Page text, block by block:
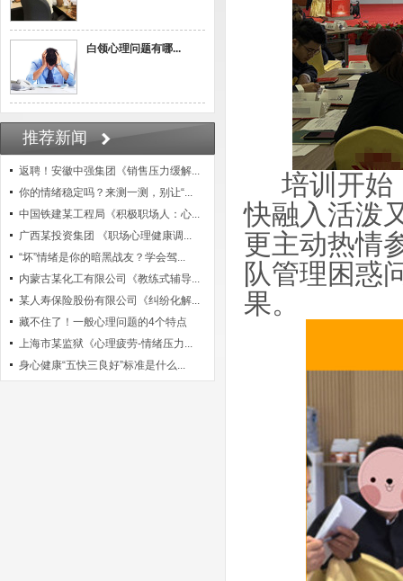
白领心理问题有哪...
推荐新闻
返聘！安徽中强集团《销售压力缓解...
你的情绪稳定吗？来测一测，别让“...
中国铁建某工程局《积极职场人：心...
广西某投资集团 《职场心理健康调...
“坏”情绪是你的暗黑战友？学会驾...
内蒙古某化工有限公司《教练式辅导...
某人寿保险股份有限公司《纠纷化解...
藏不住了！一般心理问题的4个特点
上海市某监狱《心理疲劳-情绪压力...
身心健康“五快三良好”标准是什么...
培训开始
快融入活泼
更主动热情
队管理困惑
果。